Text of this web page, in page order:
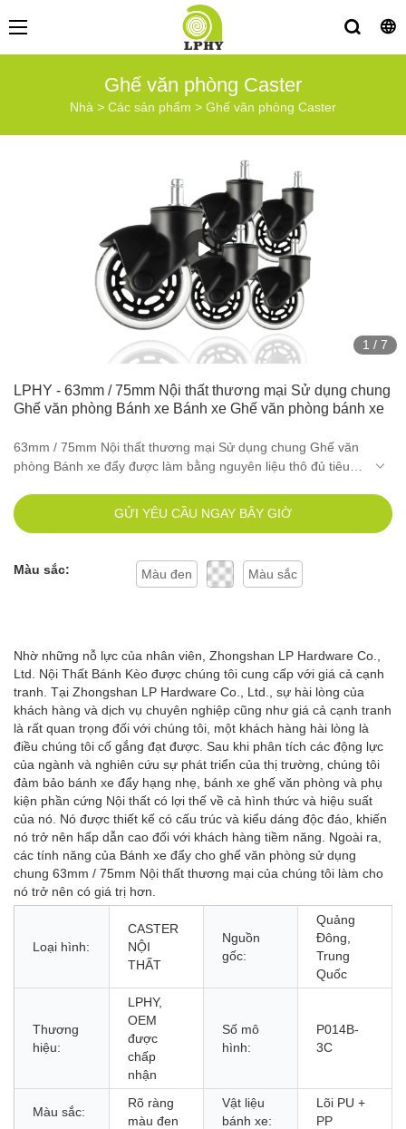
Ghế văn phòng Caster
Nhà > Các sản phẩm > Ghế văn phòng Caster
1 / 7
LPHY - 63mm / 75mm Nội thất thương mại Sử dụng chung
Ghế văn phòng Bánh xe Bánh xe Ghế văn phòng bánh xe
63mm / 75mm Nội thất thương mại Sử dụng chung Ghế văn
phòng Bánh xe đẩy được làm bằng nguyên liệu thô đủ tiêu
những vật liệu đó, LPHY luôn ổn định và lâu bền khi sử dụng,
là sự kết hợp hoàn hảo của tất cả sự hoàn hảo và nhất định
GỬI YÊU CẦU NGAY BÂY GIỜ
Màu sắc: Màu đen Màu sắc
Nhờ những nỗ lực của nhân viên, Zhongshan LP Hardware Co.,
Ltd. Nội Thất Bánh Kèo được chúng tôi cung cấp với giá cả cạnh
tranh. Tại Zhongshan LP Hardware Co., Ltd., sự hài lòng của
khách hàng và dịch vụ chuyên nghiệp cũng như giá cả cạnh tranh
là rất quan trọng đối với chúng tôi, một khách hàng hài lòng là
điều chúng tôi cố gắng đạt được. Sau khi phân tích các động lực
của ngành và nghiên cứu sự phát triển của thị trường, chúng tôi
đảm bảo bánh xe đẩy hạng nhẹ, bánh xe ghế văn phòng và phụ
kiện phần cứng Nội thất có lợi thế về cả hình thức và hiệu suất
của nó. Nó được thiết kế có cấu trúc và kiểu dáng độc đáo, khiến
nó trở nên hấp dẫn cao đối với khách hàng tiềm năng. Ngoài ra,
các tính năng của Bánh xe đẩy cho ghế văn phòng sử dụng
chung 63mm / 75mm Nội thất thương mại của chúng tôi làm cho
nó trở nên có giá trị hơn.
Loại hình:
CASTER
NỘI
THẤT
Nguồn
gốc:
Quảng
Đông,
Trung
Quốc
Thương
hiệu:
LPHY,
OEM
được
chấp
nhận
Số mô
hình:
P014B-
3C
Màu sắc:
Rõ ràng
màu đen
Vật liệu
bánh xe:
Lõi PU +
PP